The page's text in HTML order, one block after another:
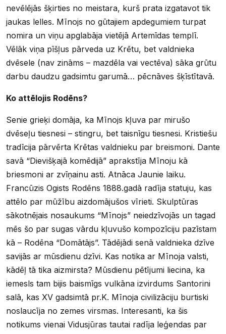
nevēlējās šķirties no meistara, kurš prata izgatavot tik
jaukas lelles. Mīnojs no gūtajiem apdegumiem turpat
nomira un viņu apglabāja vietējā Artemīdas templī.
Vēlāk viņa pīšļus pārveda uz Krētu, bet valdnieka
dvēsele (nav zināms – mazdēla vai vectēva) sāka grūtu
darbu daudzu gadsimtu garumā… pēcnāves šķīstītavā.
Ko attēlojis Rodēns?
Senie grieķi domāja, ka Mīnojs kļuva par mirušo
dvēseļu tiesnesi – stingru, bet taisnīgu tiesnesi. Kristiešu
tradīcija pārvērta Krētas valdnieku par breismoni. Dante
savā “Dievišķajā komēdijā” aprakstīja Mīnoju kā
briesmoni ar zvīņainu asti. Atnāca Jaunie laiku.
Francūzis Ogists Rodēns 1888.gadā radīja statuju, kas
attēlo par mūžību aizdomājušos vīrieti. Skulptūras
sākotnējais nosaukums “Mīnojs” neiedzīvojās un tagad
mēs šo par sugas vārdu kļuvušo kompozīciju pazīstam
kā – Rodēna “Domātājs”. Tādējādi senā valdnieka dzīve
savijās ar mūsdienu dzīvi. Kas notika ar Mīnoja valsti,
kādēļ tā tika aizmirsta? Mūsdienu pētījumi liecina, ka
iemesls tam bijis baismīgs vulkāna izvirdums Santorini
salā, kas XV gadsimtā pr.K. Mīnoja civilizāciju burtiski
noslaucīja no zemes virsmas. Interesanti, ka šis
notikums vienai Vidusjūras tautai radīja leģendas par